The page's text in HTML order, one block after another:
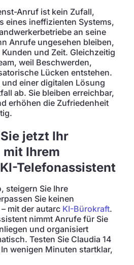
Anruf ist kein Zufall,
eines ineffizienten Systems,
an seine
Anrufe ungesehen bleiben,
und Zeit. Gleichzeitig
weil Beschwerden,
Lücken entstehen.
einer digitalen Lösung
ab. Sie bleiben erreichbar,
erhöhen die Zufriedenheit
jetzt Ihr
Ihrem
Telefonassistent
steigern Sie Ihre
Sie keinen
mit der autarc KI-Bürokraft.
nimmt Anrufe für Sie
und organisiert
Testen Sie Claudia 14
wenigen Minuten startklar,